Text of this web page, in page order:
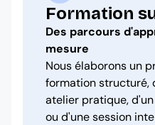
Formation
Des parcours
mesure
Nous élaborons un
formation structuré,
atelier pratique,
ou d'une session